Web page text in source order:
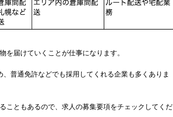
を届けていくことが仕事になります。
、普通免許などでも採用してくれる企業も多くありま
こともあるので、求人の募集要項をチェックしてくだ